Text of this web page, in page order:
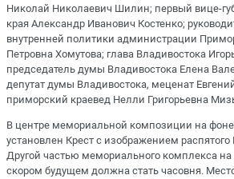
Николай Николаевич Шилин; первый вице-
края Александр Иванович Костенко;
внутренней политики администрации
Петровна Хомутова; глава Владивостока
председатель думы Владивостока Елена
депутат думы Владивостока, меценат
приморский краевед Нелли Григорьевна
В центре мемориальной композиции на
установлен Крест с изображением распятого
Другой частью мемориального комплекса
скором будущем должна стать часовня.